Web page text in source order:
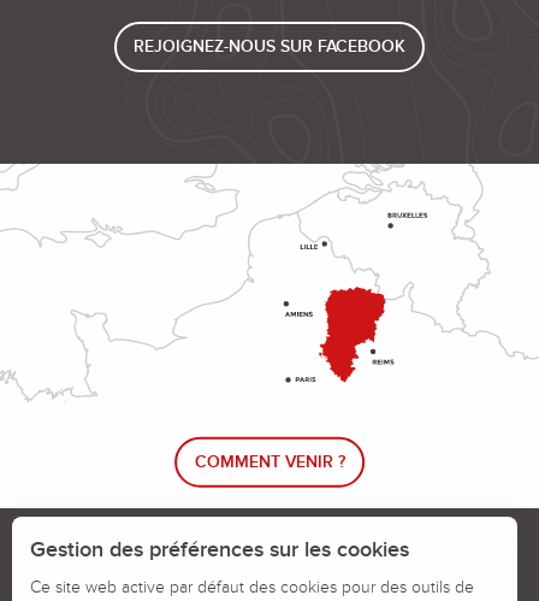
REJOIGNEZ-NOUS SUR FACEBOOK
COMMENT VENIR ?
Le blog rando !
Calendrier des jours chassés
Gestion des préférences sur les cookies
Ce site web active par défaut des cookies pour des outils de